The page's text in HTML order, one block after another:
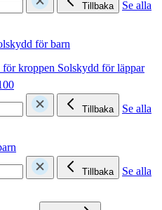
Tillbaka
Se alla
för barn
för kroppen Solskydd för läppar
Tillbaka
Se alla
Tillbaka
Se alla